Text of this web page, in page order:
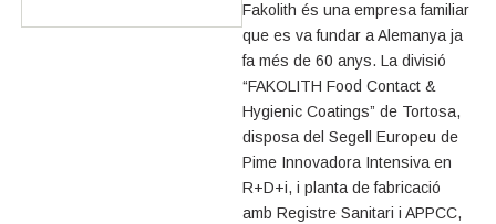
Fakolith és una empresa familiar
que es va fundar a Alemanya ja
fa més de 60 anys. La divisió
“FAKOLITH Food Contact &
Hygienic Coatings” de Tortosa,
disposa del Segell Europeu de
Pime Innovadora Intensiva en
R+D+i, i planta de fabricació
amb Registre Sanitari i APPCC,